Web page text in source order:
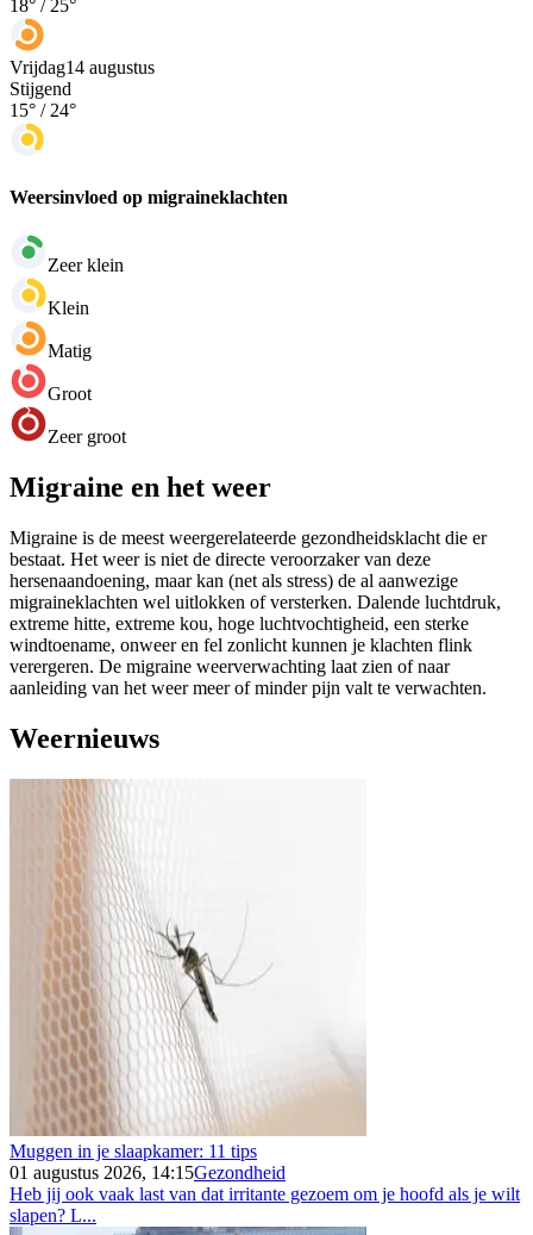
18° / 25°
Vrijdag14 augustus
Stijgend
15° / 24°
Weersinvloed op migraineklachten
Zeer klein
Klein
Matig
Groot
Zeer groot
Migraine en het weer
Migraine is de meest weergerelateerde gezondheidsklacht die er
bestaat. Het weer is niet de directe veroorzaker van deze
hersenaandoening, maar kan (net als stress) de al aanwezige
migraineklachten wel uitlokken of versterken. Dalende luchtdruk,
extreme hitte, extreme kou, hoge luchtvochtigheid, een sterke
windtoename, onweer en fel zonlicht kunnen je klachten flink
verergeren. De migraine weerverwachting laat zien of naar
aanleiding van het weer meer of minder pijn valt te verwachten.
Weernieuws
Muggen in je slaapkamer: 11 tips
01 augustus 2026, 14:15Gezondheid
Heb jij ook vaak last van dat irritante gezoem om je hoofd als je wilt
slapen? L...